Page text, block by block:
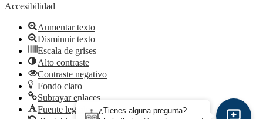
Accesibilidad
Aumentar texto
Disminuir texto
Escala de grises
Alto contraste
Contraste negativo
Fondo claro
Subrayar enlaces
Fuente legible
¿Tienes alguna pregunta?